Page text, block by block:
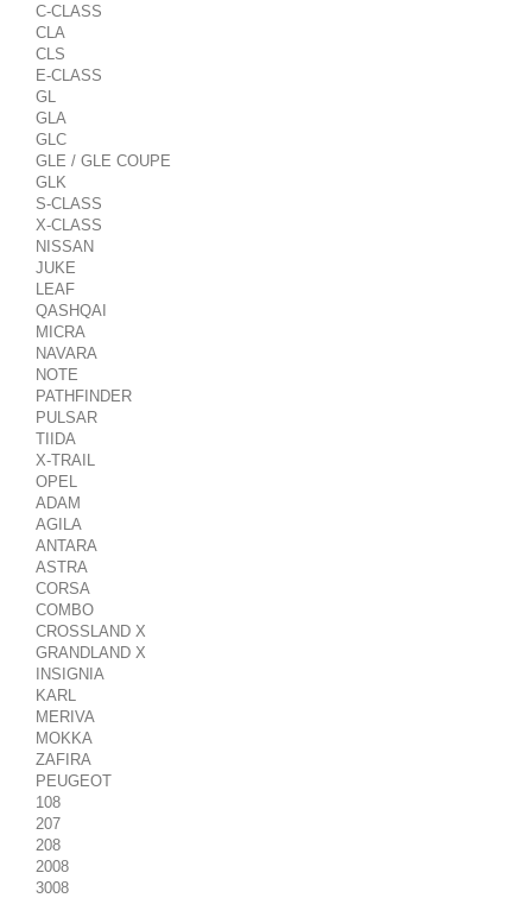
C-CLASS
CLA
CLS
E-CLASS
GL
GLA
GLC
GLE / GLE COUPE
GLK
S-CLASS
X-CLASS
NISSAN
JUKE
LEAF
QASHQAI
MICRA
NAVARA
NOTE
PATHFINDER
PULSAR
TIIDA
X-TRAIL
OPEL
ADAM
AGILA
ANTARA
ASTRA
CORSA
COMBO
CROSSLAND X
GRANDLAND X
INSIGNIA
KARL
MERIVA
MOKKA
ZAFIRA
PEUGEOT
108
207
208
2008
3008